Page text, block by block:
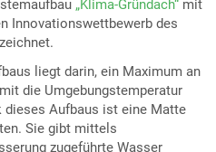
„Klima-Gründach“ mit
Innovationswettbewerb des
liegt darin, ein Maximum an
die Umgebungstemperatur
dieses Aufbaus ist eine Matte
Sie gibt mittels
zugeführte Wasser